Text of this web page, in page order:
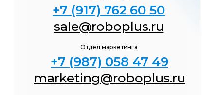
+7 (917) 762 60 50
+7 (987) 058 47 49
sale@roboplus.ru
marketing@roboplus.ru
Отдел маркетинга